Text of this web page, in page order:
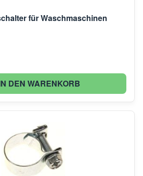
für Waschmaschinen
DEN WARENKORB